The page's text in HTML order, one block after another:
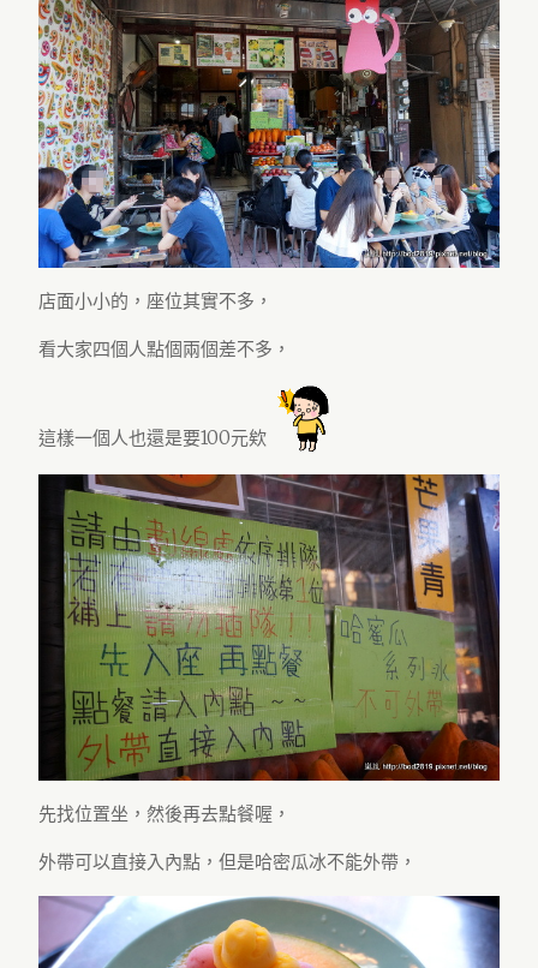
店面小小的，座位其實不多，
看大家四個人點個兩個差不多，
這樣一個人也還是要100元欸
先找位置坐，然後再去點餐喔，
外帶可以直接入內點，但是哈密瓜冰不能外帶，